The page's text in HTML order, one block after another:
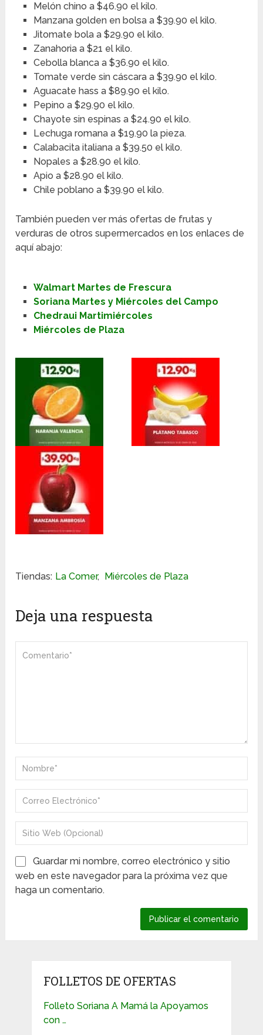
Melón chino a $46.90 el kilo.
Manzana golden en bolsa a $39.90 el kilo.
Jitomate bola a $29.90 el kilo.
Zanahoria a $21 el kilo.
Cebolla blanca a $36.90 el kilo.
Tomate verde sin cáscara a $39.90 el kilo.
Aguacate hass a $89.90 el kilo.
Pepino a $29.90 el kilo.
Chayote sin espinas a $24.90 el kilo.
Lechuga romana a $19.90 la pieza.
Calabacita italiana a $39.50 el kilo.
Nopales a $28.90 el kilo.
Apio a $28.90 el kilo.
Chile poblano a $39.90 el kilo.
También pueden ver más ofertas de frutas y
verduras de otros supermercados en los enlaces de
aquí abajo:
Walmart Martes de Frescura
Soriana Martes y Miércoles del Campo
Chedraui Martimiércoles
Miércoles de Plaza
Tiendas: La Comer, Miércoles de Plaza
Deja una respuesta
Guardar mi nombre, correo electrónico y sitio
web en este navegador para la próxima vez que
haga un comentario.
FOLLETOS DE OFERTAS
Folleto Soriana A Mamá la Apoyamos
con …